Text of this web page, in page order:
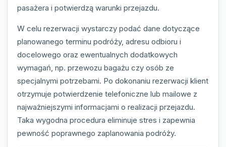
pasażera i potwierdzą warunki przejazdu.
W celu rezerwacji wystarczy podać dane dotyczące
planowanego terminu podróży, adresu odbioru i
docelowego oraz ewentualnych dodatkowych
wymagań, np. przewozu bagażu czy osób ze
specjalnymi potrzebami. Po dokonaniu rezerwacji klient
otrzymuje potwierdzenie telefoniczne lub mailowe z
najważniejszymi informacjami o realizacji przejazdu.
Taka wygodna procedura eliminuje stres i zapewnia
pewność poprawnego zaplanowania podróży.